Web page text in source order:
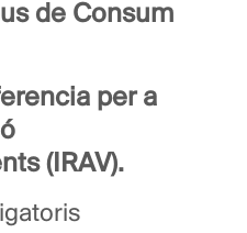
de Consum
per a
(IRAV).